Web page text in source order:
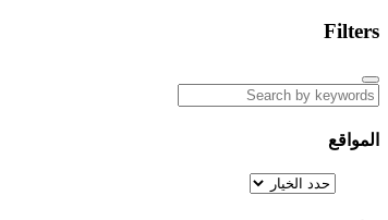
Filters
المواقع